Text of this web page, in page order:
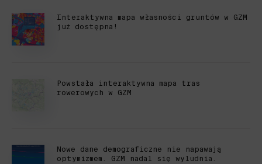
Interaktywna mapa własności gruntów w GZM
już dostępna!
Powstała interaktywna mapa tras
rowerowych w GZM
Nowe dane demograficzne nie napawają
optymizmem. GZM nadal się wyludnia.